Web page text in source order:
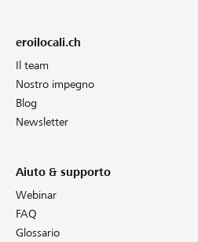
eroilocali.ch
Il team
Nostro impegno
Blog
Newsletter
Aiuto & supporto
Webinar
FAQ
Glossario